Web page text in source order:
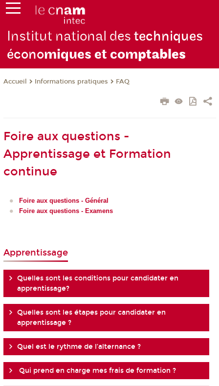
Institut national destechniques
économiques et comptables
Accueil Informations pratiques FAQ
Foire aux questions -
Apprentissage et Formation
continue
Foire aux questions - Général
Foire aux questions - Examens
Apprentissage
Quelles sont les conditions pour candidater en
apprentissage?
Quelles sont les étapes pour candidater en
apprentissage ?
Quel est le rythme de l’alternance ?
Qui prend en charge mes frais de formation ?